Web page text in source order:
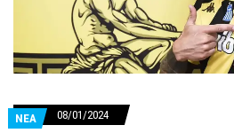
ΝΕΑ 08/01/2024